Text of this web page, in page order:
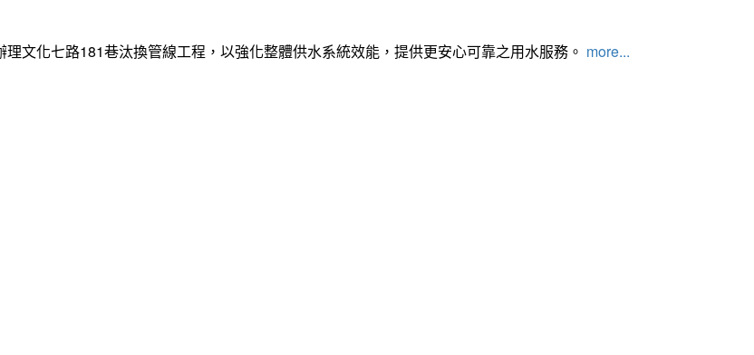
文化七路181巷汰換管線工程，以強化整體供水系統效能，提供更安心可靠之用水服務。 more...